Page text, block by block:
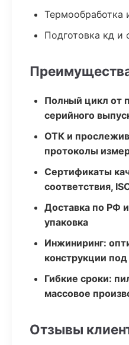
Термообработка
Подготовка кд и
Полный цикл от
серийного
ОТК и
протоколы
Сертификаты
соответствия,
Доставка по РФ
упаковка
Инжиниринг:
конструкции
Гибкие сроки:
массовое
Отзывы